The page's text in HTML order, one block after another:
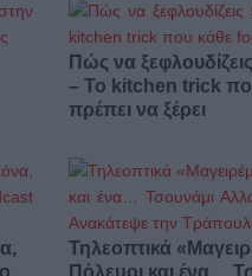
Πώς να
– Το kitchen trick
πρέπει να ξέρει
Τηλεοπτικά
Πόλεμοι και ένα…